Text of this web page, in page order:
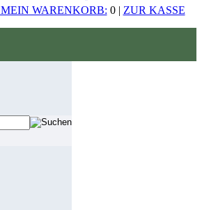
MEIN WARENKORB: 0 | ZUR KASSE